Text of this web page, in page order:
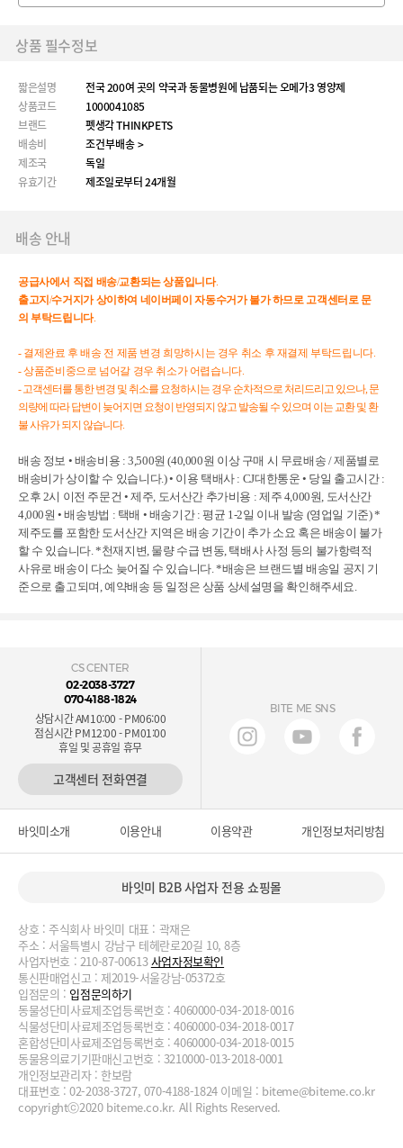
상품 필수정보
짧은설명
전국 200여 곳의 약국과 동물병원에 납품되는 오메가3 영양제
상품코드
1000041085
브랜드
펫생각 THINKPETS
배송비
조건부배송 >
제조국
독일
유효기간
제조일로부터 24개월
배송 안내
공급사에서 직접 배송/교환되는상품입니다.
출고지 /수거지가 상이하여 네이버페이 자동수거가 불가하므로고객센터로문
의 부탁드립니다.
- 결제완료 후 배송 전 제품 변경 희망하시는 경우 취소 후 재결제 부탁드립니다.
- 상품준비중으로 넘어갈 경우 취소가 어렵습니다.
- 고객센터를 통한 변경 및 취소를 요청하시는 경우 순차적으로 처리드리고 있으나, 문
의량에 따라 답변이 늦어지면 요청이 반영되지 않고 발송될 수 있으며 이는 교환 및 환
불 사유가 되지 않습니다.
배송 정보 • 배송비용 : 3,500원 (40,000원 이상 구매 시 무료배송 / 제품별로
배송비가 상이할 수 있습니다.) • 이용 택배사 : CJ대한통운 • 당일 출고시간 :
오후 2시 이전 주문건 • 제주, 도서산간 추가비용 : 제주 4,000원, 도서산간
4,000원 • 배송방법 : 택배 • 배송기간 : 평균 1-2일 이내 발송 (영업일 기준) *
제주도를 포함한 도서산간 지역은 배송 기간이 추가 소요 혹은 배송이 불가
할 수 있습니다. *천재지변, 물량 수급 변동, 택배사 사정 등의 불가항력적
사유로 배송이 다소 늦어질 수 있습니다. *배송은 브랜드별 배송일 공지 기
준으로 출고되며, 예약배송 등 일정은 상품 상세설명을 확인해주세요.
CS CENTER
02-2038-3727
070-4188-1824
상담시간 AM10:00 - PM06:00
점심시간 PM12:00 - PM01:00
휴일 및 공휴일 휴무
고객센터 전화연결
BITE ME SNS
바잇미소개 이용안내 이용약관 개인정보처리방침
바잇미 B2B 사업자 전용 쇼핑몰
상호 : 주식회사 바잇미 대표 : 곽재은
주소 : 서울특별시 강남구 테헤란로20길 10, 8층
사업자번호 : 210-87-00613사업자정보확인
통신판매업신고 : 제2019-서울강남-05372호
입점문의 : 입점문의하기
동물성단미사료제조업등록번호 : 4060000-034-2018-0016
식물성단미사료제조업등록번호 : 4060000-034-2018-0017
혼합성단미사료제조업등록번호 : 4060000-034-2018-0015
동물용의료기기판매신고번호 : 3210000-013-2018-0001
개인정보관리자 : 한보람
대표번호 : 02-2038-3727, 070-4188-1824 이메일 : biteme@biteme.co.kr
copyrightⓒ2020 biteme.co.kr. All Rights Reserved.